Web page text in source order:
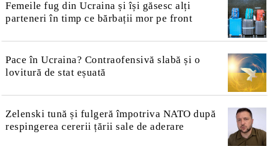
Femeile fug din Ucraina și își găsesc alți
parteneri în timp ce bărbații mor pe front
Pace în Ucraina? Contraofensivă slabă și o
lovitură de stat eșuată
Zelenski tună și fulgeră împotriva NATO după
respingerea cererii țării sale de aderare